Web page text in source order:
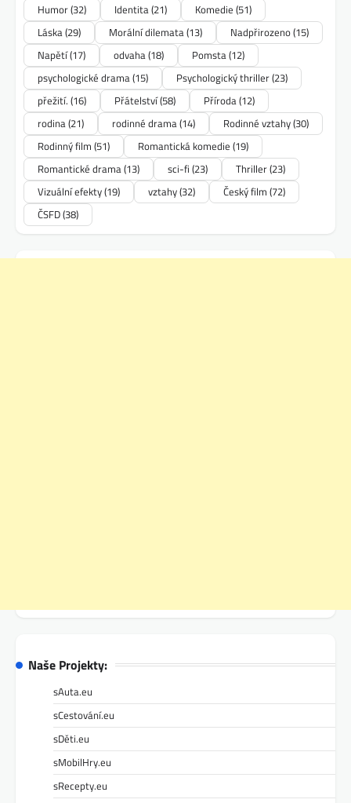
Humor(32) Identita(21) Komedie (51)
Láska(29) Morální dilemata(13) Nadpřirozeno(15)
Napětí(17) odvaha(18) Pomsta(12)
psychologické drama(15) Psychologický thriller(23)
přežití. (16) Přátelství(58) Příroda(12)
rodina(21) rodinné drama(14) Rodinné vztahy(30)
Rodinný film (51) Romantická komedie (19)
Romantické drama(13) sci-fi (23) Thriller(23)
Vizuální efekty(19) vztahy(32) Český film (72)
ČSFD(38)
Naše Projekty:
sAuta.eu
sCestování.eu
sDěti.eu
sMobilHry.eu
sRecepty.eu